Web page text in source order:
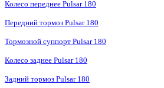
Колесо переднее Pulsar 180
Передний тормоз Pulsar 180
Тормозной суппорт Pulsar 180
Колесо заднее Pulsar 180
Задний тормоз Pulsar 180